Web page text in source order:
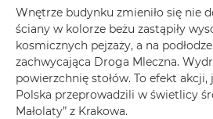
Wnętrze budynku zmieniło się nie
ściany w kolorze beżu zastąpiły
kosmicznych pejzaży, a na
zachwycająca Droga Mleczna.
powierzchnię stołów. To efekt akcji,
Polska przeprowadzili w świetlicy
Małolaty” z Krakowa.